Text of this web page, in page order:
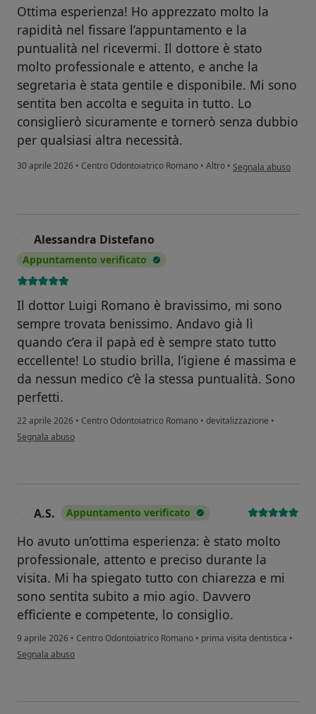
Ottima esperienza! Ho apprezzato molto la
rapidità nel fissare l’appuntamento e la
puntualità nel ricevermi. Il dottore è stato
molto professionale e attento, e anche la
segretaria è stata gentile e disponibile. Mi sono
sentita ben accolta e seguita in tutto. Lo
consiglierò sicuramente e tornerò senza dubbio
per qualsiasi altra necessità.
30 aprile 2026 • Centro Odontoiatrico Romano • Altro • secondo l'opinione
Segnala abuso
Alessandra Distefano
Appuntamento verificato
Il dottor Luigi Romano è bravissimo, mi sono
sempre trovata benissimo. Andavo già lì
quando c’era il papà ed è sempre stato tutto
eccellente! Lo studio brilla, l’igiene é massima e
da nessun medico c’è la stessa puntualità. Sono
perfetti.
22 aprile 2026 • Centro Odontoiatrico Romano • devitalizzazione •
secondo l'opinione dell'utente Alessandra Distefano
Segnala abuso
A.S. Appuntamento verificato
Ho avuto un’ottima esperienza: è stato molto
professionale, attento e preciso durante la
visita. Mi ha spiegato tutto con chiarezza e mi
sono sentita subito a mio agio. Davvero
efficiente e competente, lo consiglio.
9 aprile 2026 • Centro Odontoiatrico Romano • prima visita dentistica •
secondo l'opinione dell'utente A.S.
Segnala abuso